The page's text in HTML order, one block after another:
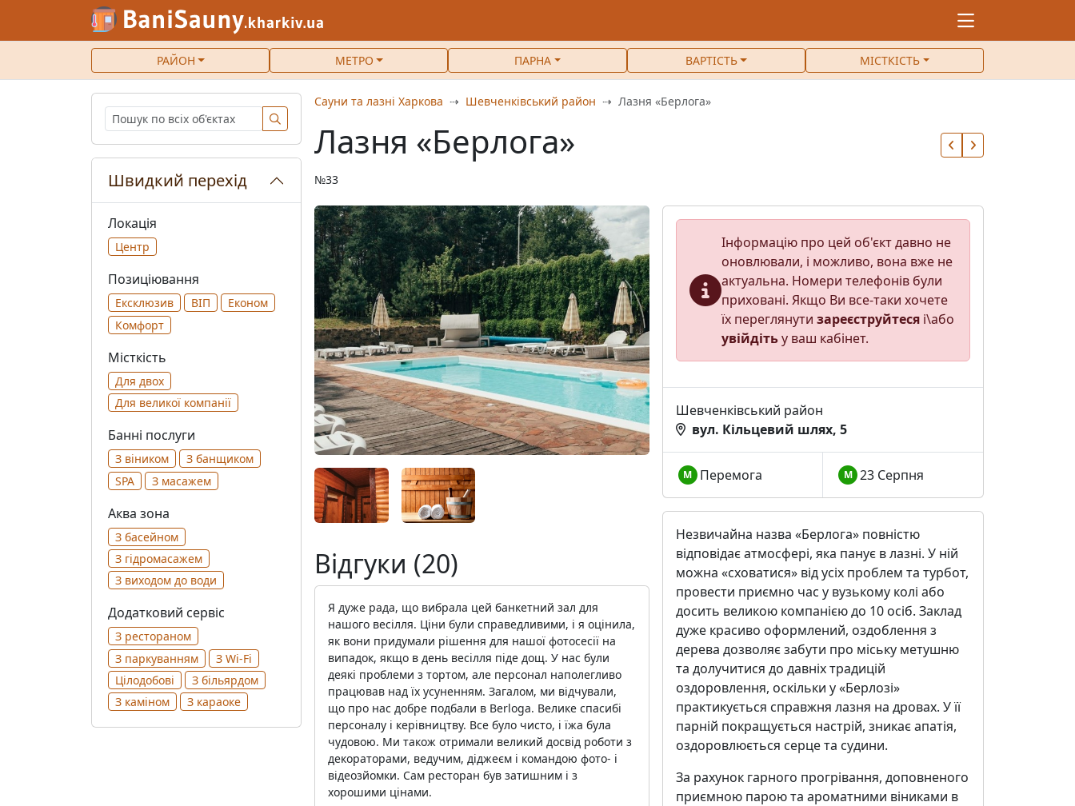
РАЙОН МЕТРО ПАРНА ВАРТІСТЬ МІСТКІСТЬ
Сауни та лазні Харкова Шевченківський район Лазня «Берлога»
Лазня «Берлога»
№33
Інформацію про цей об'єкт давно не
оновлювали, і можливо, вона вже не
актуальна. Номери телефонів були
приховані. Якщо Ви все-таки хочете
їх переглянути зареєструйтесяі\або
увійдітьу ваш кабінет.
Шевченківський район
вул. Кільцевий шлях, 5
М Перемога М 23 Серпня
Незвичайна назва «Берлога» повністю
відповідає атмосфері, яка панує в лазні. У ній
можна «сховатися» від усіх проблем та турбот,
провести приємно час у вузькому колі або
досить великою компанією до 10 осіб. Заклад
дуже красиво оформлений, оздоблення з
дерева дозволяє забути про міську метушню
та долучитися до давніх традицій
оздоровлення, оскільки у «Берлозі»
практикується справжня лазня на дровах. У її
парній покращується настрій, зникає апатія,
оздоровлюється серце та судини.
За рахунок гарного прогрівання, доповненого
приємною парою та ароматними віниками в
Відгуки (20)
Я дуже рада, що вибрала цей банкетний зал для
нашого весілля. Ціни були справедливими, і я оцінила,
як вони придумали рішення для нашої фотосесії на
випадок, якщо в день весілля піде дощ. У нас були
деякі проблеми з тортом, але персонал наполегливо
працював над їх усуненням. Загалом, ми відчували,
що про нас добре подбали в Berloga. Велике спасибі
персоналу і керівництву. Все було чисто, і їжа була
чудовою. Ми також отримали великий досвід роботи з
декораторами, ведучим, діджеєм і командою фото- і
відеозйомки. Сам ресторан був затишним і з
хорошими цінами.
Швидкий перехід
Локація
Центр
Позиціювання
Ексклюзив ВІП
Економ
Комфорт
Місткість
Для двох
Для великої компанії
Банні послуги
З віником
З банщиком
SPA
З масажем
Аква зона
З басейном
З гідромасажем
З виходом до води
Додатковий сервіс
З рестораном
З паркуванням
З Wi-Fi
Цілодобові
З більярдом
З каміном
З караоке